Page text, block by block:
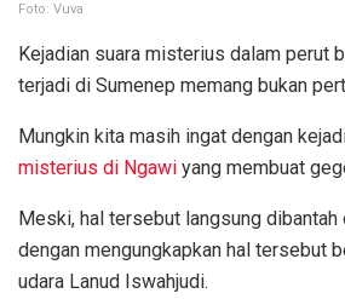
Foto: Vuva
Kejadian suara misterius dalam perut
terjadi di Sumenep memang bukan
Mungkin kita masih ingat dengan
misterius di Ngawi yang membuat
Meski, hal tersebut langsung
dengan mengungkapkan hal tersebut
udara Lanud Iswahjudi.